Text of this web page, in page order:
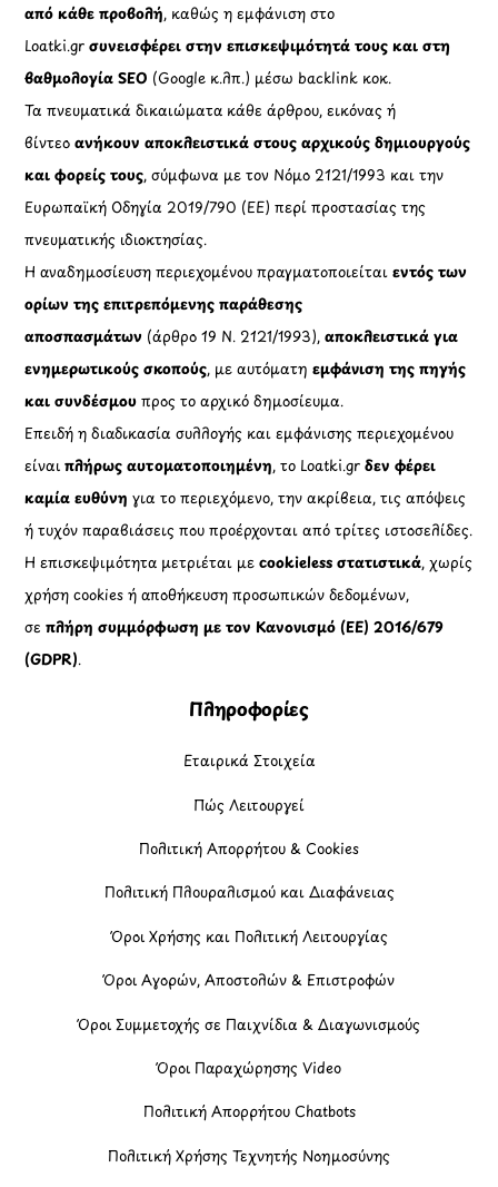
από κάθε προβολή, καθώς η εμφάνιση στο
Loatki.gr συνεισφέρει στην επισκεψιμότητά τους και στη
βαθμολογία SEO (Google κ.λπ.) μέσω backlink κοκ.
Τα πνευματικά δικαιώματα κάθε άρθρου, εικόνας ή
βίντεοανήκουν αποκλειστικά στους αρχικούς δημιουργούς
και φορείς τους, σύμφωνα με τον Νόμο 2121/1993 και την
Ευρωπαϊκή Οδηγία 2019/790 (ΕΕ) περί προστασίας της
πνευματικής ιδιοκτησίας.
Η αναδημοσίευση περιεχομένου πραγματοποιείταιεντός των
ορίων της επιτρεπόμενης παράθεσης
αποσπασμάτων (άρθρο 19 Ν. 2121/1993), αποκλειστικά για
ενημερωτικούς σκοπούς, με αυτόματηεμφάνιση της πηγής
και συνδέσμου προς το αρχικό δημοσίευμα.
Επειδή η διαδικασία συλλογής και εμφάνισης περιεχομένου
είναιπλήρως αυτοματοποιημένη, το Loatki.grδεν φέρει
καμία ευθύνη για το περιεχόμενο, την ακρίβεια, τις απόψεις
ή τυχόν παραβιάσεις που προέρχονται από τρίτες ιστοσελίδες.
Η επισκεψιμότητα μετριέται μεcookieless στατιστικά, χωρίς
χρήση cookies ή αποθήκευση προσωπικών δεδομένων,
σεπλήρη συμμόρφωση με τον Κανονισμό (ΕΕ) 2016/679
(GDPR).
Πληροφορίες
Εταιρικά Στοιχεία
Πώς Λειτουργεί
Πολιτική Απορρήτου & Cookies
Πολιτική Πλουραλισμού και Διαφάνειας
Όροι Χρήσης και Πολιτική Λειτουργίας
Όροι Αγορών, Αποστολών & Επιστροφών
Όροι Συμμετοχής σε Παιχνίδια & Διαγωνισμούς
Όροι Παραχώρησης Video
Πολιτική Απορρήτου Chatbots
Πολιτική Χρήσης Τεχνητής Νοημοσύνης